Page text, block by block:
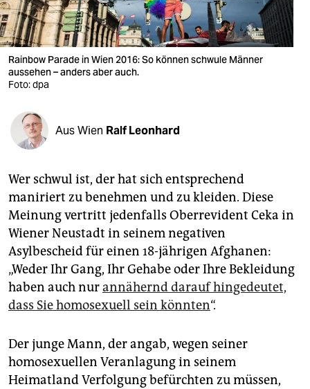
verlag
verlag
veranstaltungen
fragen & hilfe
abo
genossenschaft
epaper login
Rainbow Parade in Wien 2016: So können schwule Männer
aussehen – anders aber auch.
Foto: dpa
Aus Wien Ralf Leonhard
Wer schwul ist, der hat sich entsprechend
maniriert zu benehmen und zu kleiden. Diese
Meinung vertritt jedenfalls Oberrevident Ceka in
Wiener Neustadt in seinem negativen
Asylbescheid für einen 18-jährigen Afghanen:
„Weder Ihr Gang, Ihr Gehabe oder Ihre Bekleidung
haben auch nurannähernd darauf hingedeutet,
dass Sie homosexuell sein könnten“.
Der junge Mann, der angab, wegen seiner
homosexuellen Veranlagung in seinem
Heimatland Verfolgung befürchten zu müssen,